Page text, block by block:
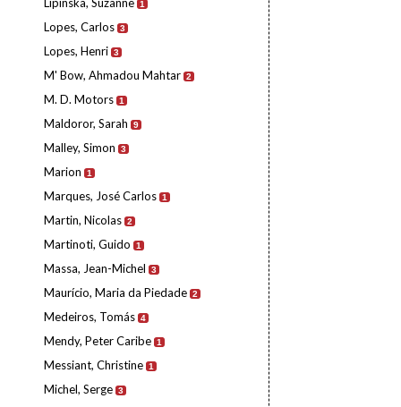
1
Lopes, Carlos 3
Lopes, Henri 3
M' Bow, Ahmadou Mahtar 2
M. D. Motors 1
Maldoror, Sarah 9
Malley, Simon 3
Marion 1
Marques, José Carlos 1
Martin, Nicolas 2
Martinoti, Guido 1
Massa, Jean-Michel 3
Maurício, Maria da Piedade 2
Medeiros, Tomás 4
Mendy, Peter Caribe 1
Messiant, Christine 1
Michel, Serge 3